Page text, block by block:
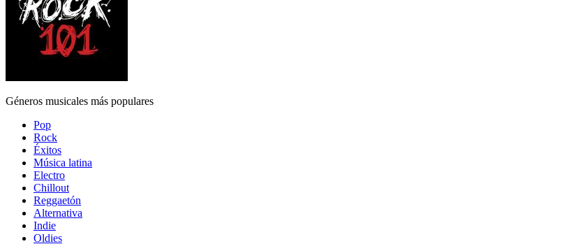
Géneros musicales más populares
Pop
Rock
Éxitos
Música latina
Electro
Chillout
Reggaetón
Alternativa
Indie
Oldies